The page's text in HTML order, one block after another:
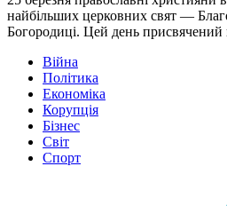
найбільших церковних свят —
Богородиці. Цей день присвячений
Війна
Політика
Економіка
Корупція
Бізнес
Світ
Спорт